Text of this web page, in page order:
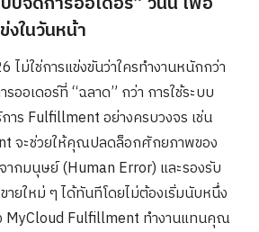
งในวันหน้า
ไม่ใช่การแข่งขันว่าใครทำงานหนักกว่า
ออเดอร์ที่ “ฉลาด” กว่า การใช้ระบบ
าร Fulfillment อย่างครบวงจร เช่น
จะช่วยให้คุณปลดล็อกศักยภาพของ
กมนุษย์ (Human Error) และรองรับ
ายใหม่ ๆ ได้ทันทีโดยไม่ต้องเริ่มนับหนึ่ง
MyCloud Fulfillment ทำงานแทนคุณ